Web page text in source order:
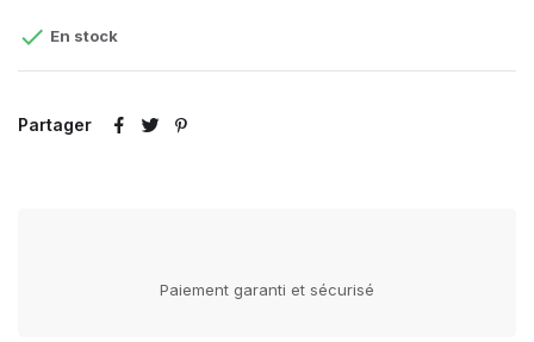
 En stock
Partager
Paiement garanti et sécurisé